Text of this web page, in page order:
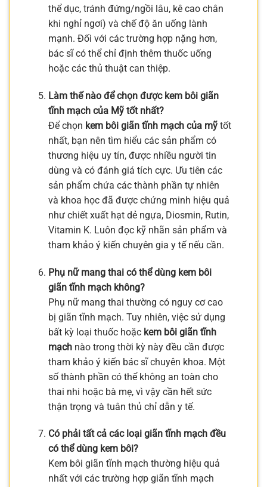
thể dục, tránh đứng/ngồi lâu, kê cao chân
khi nghỉ ngơi) và chế độ ăn uống lành
mạnh. Đối với các trường hợp nặng hơn,
bác sĩ có thể chỉ định thêm thuốc uống
hoặc các thủ thuật can thiệp.
Làm thế nào để chọn được kem bôi giãn
tĩnh mạch của Mỹ tốt nhất?
Để chọn kem bôi giãn tĩnh mạch của mỹtốt
nhất, bạn nên tìm hiểu các sản phẩm có
thương hiệu uy tín, được nhiều người tin
dùng và có đánh giá tích cực. Ưu tiên các
sản phẩm chứa các thành phần tự nhiên
và khoa học đã được chứng minh hiệu quả
như chiết xuất hạt dẻ ngựa, Diosmin, Rutin,
Vitamin K. Luôn đọc kỹ nhãn sản phẩm và
tham khảo ý kiến chuyên gia y tế nếu cần.
Phụ nữ mang thai có thể dùng kem bôi
giãn tĩnh mạch không?
Phụ nữ mang thai thường có nguy cơ cao
bị giãn tĩnh mạch. Tuy nhiên, việc sử dụng
bất kỳ loại thuốc hoặc kem bôi giãn tĩnh
mạchnào trong thời kỳ này đều cần được
tham khảo ý kiến bác sĩ chuyên khoa. Một
số thành phần có thể không an toàn cho
thai nhi hoặc bà mẹ, vì vậy cần hết sức
thận trọng và tuân thủ chỉ dẫn y tế.
Có phải tất cả các loại giãn tĩnh mạch đều
có thể dùng kem bôi?
Kem bôi giãn tĩnh mạch thường hiệu quả
nhất với các trường hợp giãn tĩnh mạch